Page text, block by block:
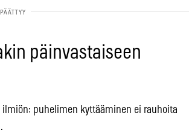
päinvastaiseen
puhelimen kyttääminen ei rauhoita